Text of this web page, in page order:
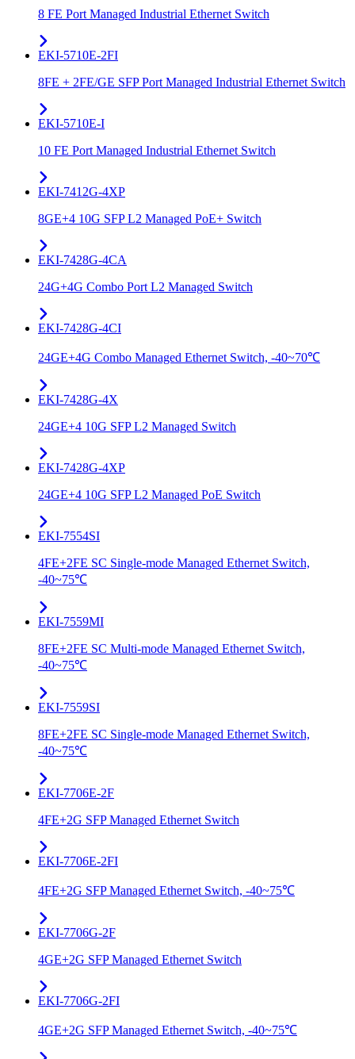
8 FE Port Managed Industrial Ethernet Switch
EKI-5710E-2FI
8FE + 2FE/GE SFP Port Managed Industrial Ethernet Switch
EKI-5710E-I
10 FE Port Managed Industrial Ethernet Switch
EKI-7412G-4XP
8GE+4 10G SFP L2 Managed PoE+ Switch
EKI-7428G-4CA
24G+4G Combo Port L2 Managed Switch
EKI-7428G-4CI
24GE+4G Combo Managed Ethernet Switch, -40~70℃
EKI-7428G-4X
24GE+4 10G SFP L2 Managed Switch
EKI-7428G-4XP
24GE+4 10G SFP L2 Managed PoE Switch
EKI-7554SI
4FE+2FE SC Single-mode Managed Ethernet Switch,
-40~75℃
EKI-7559MI
8FE+2FE SC Multi-mode Managed Ethernet Switch,
-40~75℃
EKI-7559SI
8FE+2FE SC Single-mode Managed Ethernet Switch,
-40~75℃
EKI-7706E-2F
4FE+2G SFP Managed Ethernet Switch
EKI-7706E-2FI
4FE+2G SFP Managed Ethernet Switch, -40~75℃
EKI-7706G-2F
4GE+2G SFP Managed Ethernet Switch
EKI-7706G-2FI
4GE+2G SFP Managed Ethernet Switch, -40~75℃